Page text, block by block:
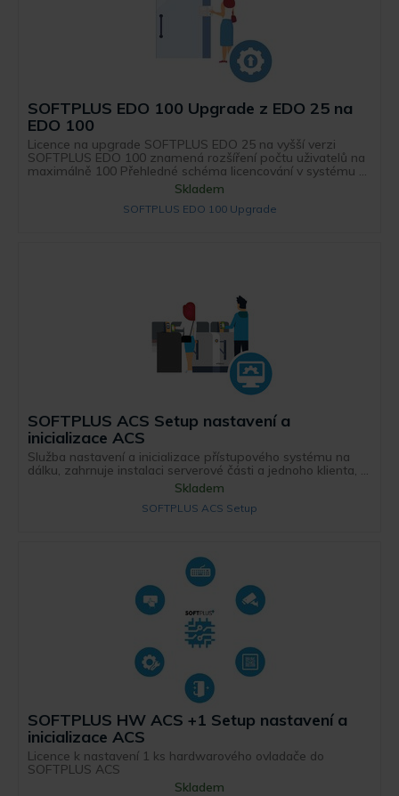
SOFTPLUS EDO 100 Upgrade z EDO 25 na
EDO 100
Licence na upgrade SOFTPLUS EDO 25 na vyšší verzi
SOFTPLUS EDO 100 znamená rozšíření počtu uživatelů na
maximálně 100 Přehledné schéma licencování v systému ...
Skladem
SOFTPLUS EDO 100 Upgrade
SOFTPLUS ACS Setup nastavení a
inicializace ACS
Služba nastavení a inicializace přístupového systému na
dálku, zahrnuje instalaci serverové části a jednoho klienta, ...
Skladem
SOFTPLUS ACS Setup
SOFTPLUS HW ACS +1 Setup nastavení a
inicializace ACS
Licence k nastavení 1 ks hardwarového ovladače do
SOFTPLUS ACS
Skladem